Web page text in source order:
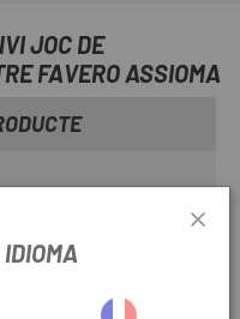
JOC DE
FAVERO ASSIOMA